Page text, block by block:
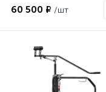
SET 504114
60 500 ₽ /шт